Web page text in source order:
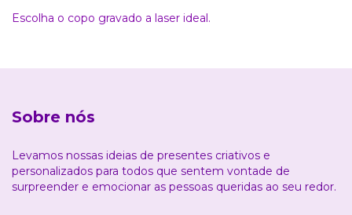
Escolha o copo gravado a laser ideal.
Sobre nós
Levamos nossas ideias de presentes criativos e
personalizados para todos que sentem vontade de
surpreender e emocionar as pessoas queridas ao seu redor.